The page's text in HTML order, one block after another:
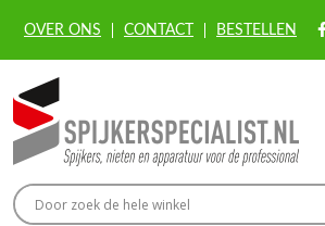
OVER ONS CONTACT BESTELLEN